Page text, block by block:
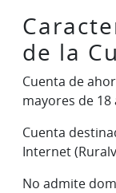
de la
Cuenta de
mayores de 18
Cuenta
Internet
No admite